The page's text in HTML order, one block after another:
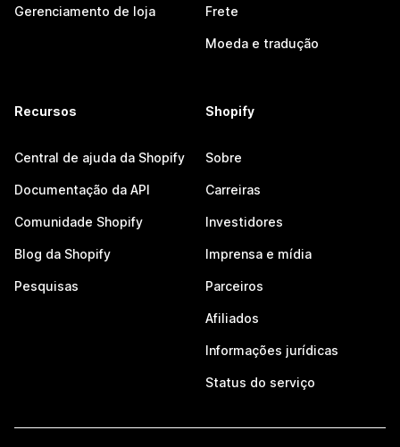
Gerenciamento de loja Frete
Moeda e tradução
Recursos
Central de ajuda da Shopify
Documentação da API
Comunidade Shopify
Blog da Shopify
Pesquisas
Shopify
Sobre
Carreiras
Investidores
Imprensa e mídia
Parceiros
Afiliados
Informações jurídicas
Status do serviço